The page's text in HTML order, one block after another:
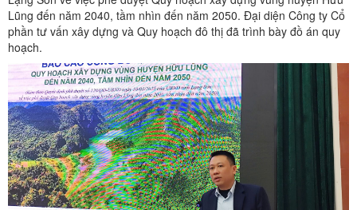
Lũng đến năm 2040, tầm nhìn đến năm 2050. Đại diện Công ty Cổ
phần tư vấn xây dựng và Quy hoạch đô thị đã trình bày đồ án quy
hoạch.